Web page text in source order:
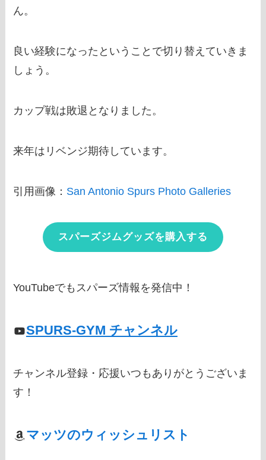
ん。
良い経験になったということで切り替えていきま
しょう。
カップ戦は敗退となりました。
来年はリベンジ期待しています。
引用画像： San Antonio Spurs Photo Galleries
スパーズジムグッズを購入する
YouTubeでもスパーズ情報を発信中！
SPURS-GYM チャンネル
チャンネル登録・応援いつもありがとうございま
す！
マッツのウィッシュリスト